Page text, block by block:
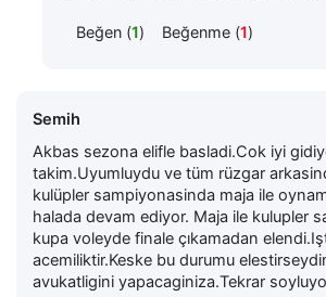
Beğen (1) Beğenme (1)
Semih
Akbas sezona elifle basladi.Cok iyi
takim.Uyumluydu ve tüm rüzgar
kulüpler sampiyonasinda maja ile
halada devam ediyor. Maja ile kulupler
kupa voleyde finale çıkamadan
acemiliktir.Keske bu durumu
avukatligini yapacaginiza.Tekrar